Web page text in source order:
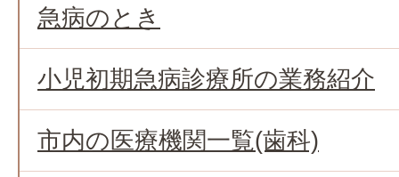
急病のとき
小児初期急病診療所の業務紹介
市内の医療機関一覧(歯科)